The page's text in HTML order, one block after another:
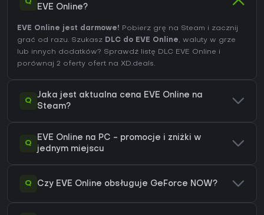
Q
EVE Online?
EVE Online jest darmowe! Pobierz grę na Steam i zacznij
grać od razu. Szukasz DLC do EVE Online, waluty w grze
lub innych dodatków? Sprawdź listę DLC EVE Online i
porównaj 2 oferty ofert na XD.deals.
Q
Jaka jest aktualna cena EVE Online na
Steam?
Q
EVE Online na PC - promocje i zniżki w
jednym miejscu
Q Czy EVE Online obsługuje GeForce NOW?